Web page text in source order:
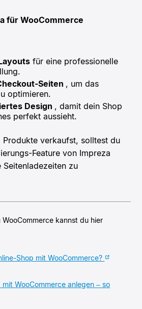
für WooCommerce
für eine professionelle
Seiten , um das
optimieren.
Design , damit dein Shop
perfekt aussieht.
Produkte verkaufst, solltest du
Feature von Impreza
Seitenladezeiten zu
kannst du hier
Shop mit WooCommerce?
mit WooCommerce anlegen – so